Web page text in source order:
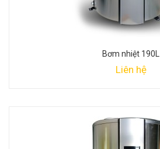
Bơm nhiệt 190L
Liên hệ